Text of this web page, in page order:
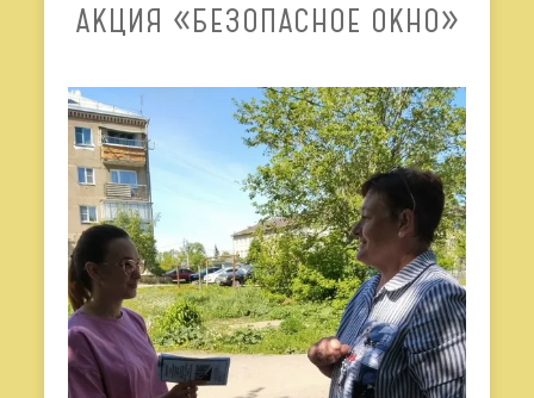
АКЦИЯ «БЕЗОПАСНОЕ ОКНО»